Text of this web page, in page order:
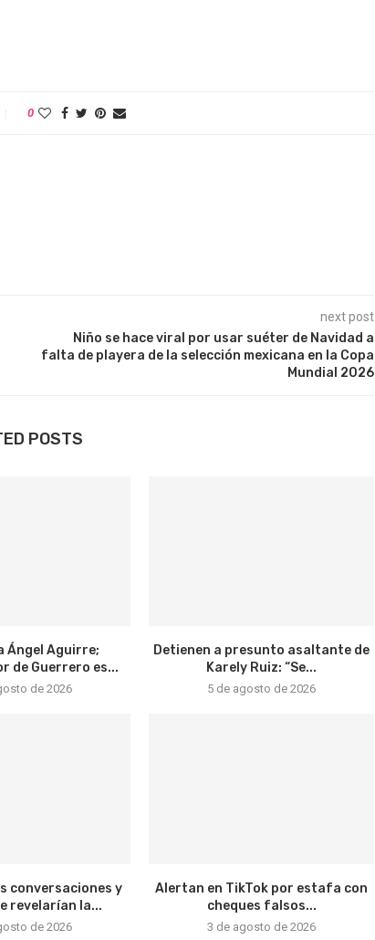
0
next post
Niño se hace viral por usar suéter de Navidad a
falta de playera de la selección mexicana en la Copa
Mundial 2026
POSTS
Ángel Aguirre;
de Guerrero es...
de 2026
Detienen a presunto asaltante de
Karely Ruiz: “Se...
5 de agosto de 2026
conversaciones y
revelarían la...
de 2026
Alertan en TikTok por estafa con
cheques falsos...
3 de agosto de 2026